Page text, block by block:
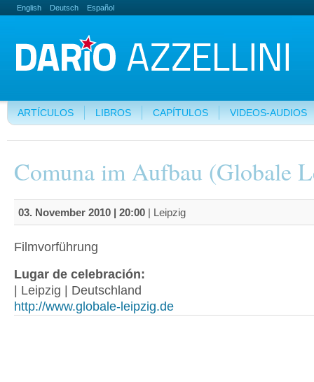
English Deutsch Español
ARTÍCULOS LIBROS CAPÍTULOS VIDEOS-AUDIOS
Comuna im Aufbau (Globale
03. November 2010 | 20:00 | Leipzig
Filmvorführung
Lugar de celebración:
| Leipzig | Deutschland
http://www.globale-leipzig.de